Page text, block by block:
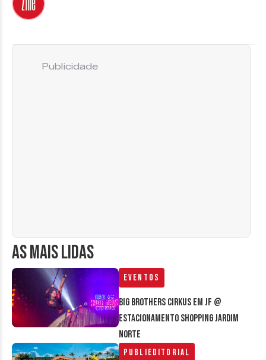
AS MAIS LIDAS
Eventos
Big Brothers Cirkus em JF @
estacionamento Shopping Jardim
Norte
Publieditorial
Publicidade